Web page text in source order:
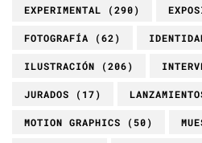
EXPERIMENTAL (290)
FOTOGRAFÍA (62)
ILUSTRACIÓN (206)
JURADOS (17)
MOTION GRAPHICS (50)